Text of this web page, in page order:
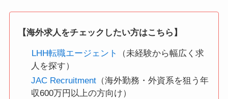
【海外求人をチェックしたい方はこちら】
LHH転職エージェント
（未経験から幅広く求
人を探す）
JAC Recruitment （海外勤務・外資系を狙う年
収600万円以上の方向け）